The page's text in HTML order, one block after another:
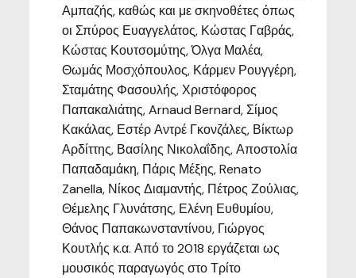
Αμπαζής, καθώς και με σκηνοθέτες όπως
οι Σπύρος Ευαγγελάτος, Κώστας Γαβράς,
Κώστας Κουτσομύτης, Όλγα Μαλέα,
Θωμάς Μοσχόπουλος, Κάρμεν Ρουγγέρη,
Σταμάτης Φασουλής, Χριστόφορος
Παπακαλιάτης, Arnaud Bernard, Σίμος
Κακάλας, Εστέρ Αντρέ Γκονζάλες, Βίκτωρ
Αρδίττης, Βασίλης Νικολαΐδης, Αποστολία
Παπαδαμάκη, Πάρις Μέξης, Renato
Zanella, Νίκος Διαμαντής, Πέτρος Ζούλιας,
Θέμελης Γλυνάτσης, Ελένη Ευθυμίου,
Θάνος Παπακωνσταντίνου, Γιώργος
Κουτλής κ.α. Από το 2018 εργάζεται ως
μουσικός παραγωγός στο Τρίτο